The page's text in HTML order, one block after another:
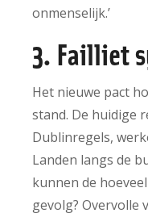
onmenselijk.’
3. Failliet
Het nieuwe pact
stand. De huidige
Dublinregels,
Landen langs de
kunnen de
gevolg? Overvolle